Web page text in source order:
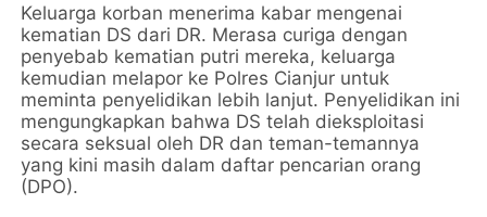
Keluarga korban menerima kabar mengenai
kematian DS dari DR. Merasa curiga dengan
penyebab kematian putri mereka, keluarga
kemudian melapor ke Polres Cianjur untuk
meminta penyelidikan lebih lanjut. Penyelidikan ini
mengungkapkan bahwa DS telah dieksploitasi
secara seksual oleh DR dan teman-temannya
yang kini masih dalam daftar pencarian orang
(DPO).